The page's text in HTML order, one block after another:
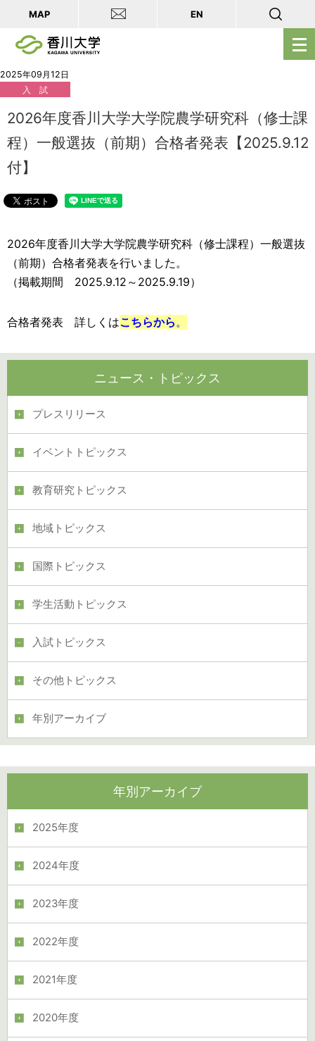
メ
ニ
を
く
MAP EN
2025年09月12日
入 試
2026年度香川大学大学院農学研究科（修士課
程）一般選抜（前期）合格者発表【2025.9.12
付】
2026年度香川大学大学院農学研究科（修士課程）一般選抜
（前期）合格者発表を行いました。
（掲載期間 2025.9.12～2025.9.19）
合格者発表 詳しくはこちらから。
ニュース・トピックス
プレスリリース
イベントトピックス
教育研究トピックス
地域トピックス
国際トピックス
学生活動トピックス
入試トピックス
その他トピックス
年別アーカイブ
年別アーカイブ
2025年度
2024年度
2023年度
2022年度
2021年度
2020年度